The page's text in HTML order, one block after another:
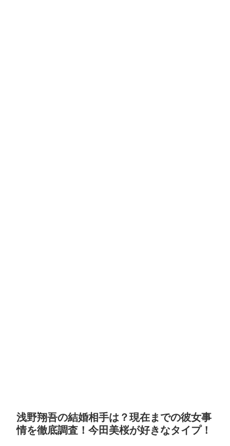
浅野翔吾の結婚相手は？現在までの彼女事
情を徹底調査！今田美桜が好きなタイプ！